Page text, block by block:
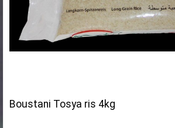
Boustani Tosya ris 4kg